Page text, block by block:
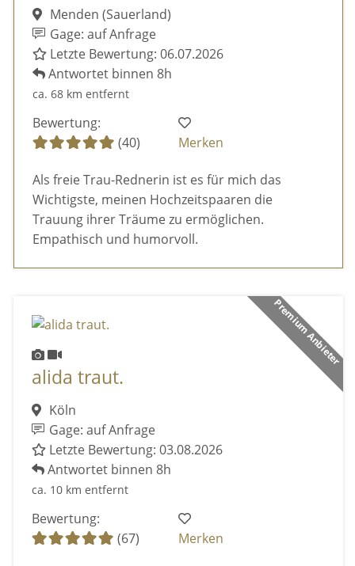
Menden (Sauerland)
Gage: auf Anfrage
Letzte Bewertung: 06.07.2026
Antwortet binnen 8h
ca. 68 km entfernt
Bewertung:
(40)
Merken
Als freie Trau-Rednerin ist es für mich das
Wichtigste, meinen Hochzeitspaaren die
Trauung ihrer Träume zu ermöglichen.
Empathisch und humorvoll.
Premium Anbieter
alida traut.
Köln
Gage: auf Anfrage
Letzte Bewertung: 03.08.2026
Antwortet binnen 8h
ca. 10 km entfernt
Bewertung:
(67)
Merken